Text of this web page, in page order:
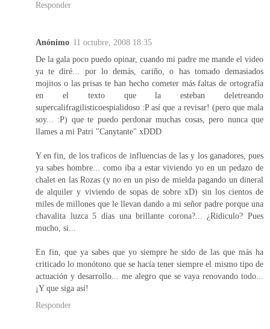
Responder
Anónimo 11 octubre, 2008 18:35
De la gala poco puedo opinar, cuando mi padre me mande el video
ya te diré... por lo demás, cariño, o has tomado demasiados
mojitos o las prisas te han hecho cometer más faltas de ortografía
en el texto que la esteban deletreando
supercalifragilisticoespialidoso :P así que a revisar! (pero que mala
soy... :P) que te puedo perdonar muchas cosas, pero nunca que
llames a mi Patri "Canytante" xDDD
Y en fin, de los traficos de influencias de las y los ganadores, pues
ya sabes hombre... como iba a estar viviendo yo en un pedazo de
chalet en las Rozas (y no en un piso de mielda pagando un dineral
de alquiler y viviendo de sopas de sobre xD) sin los cientos de
miles de millones que le llevan dando a mi señor padre porque una
chavalita luzca 5 días una brillante corona?... ¿Ridiculo? Pues
mucho, si...
En fin, que ya sabes que yo siempre he sido de las que más ha
criticado lo monótono que se hacía tener siempre el mismo tipo de
actuación y desarrollo... me alegro que se vaya renovando todo...
¡Y que siga así!
Responder